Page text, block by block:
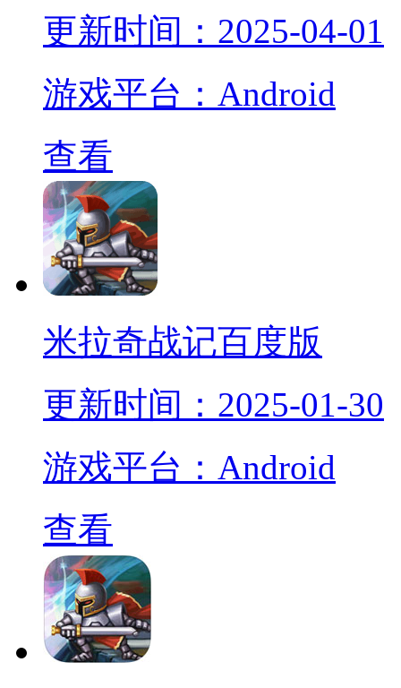
更新时间：2025-04-01
游戏平台：Android
查看
米拉奇战记百度版
更新时间：2025-01-30
游戏平台：Android
查看